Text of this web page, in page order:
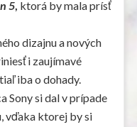
5, ktorá by mala prísť
dizajnu a nových
i zaujímavé
iba o dohady.
Sony si dal v prípade
vďaka ktorej by si